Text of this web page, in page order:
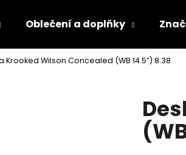
Oblečení a doplňky
Krooked Wilson Concealed (WB 14.5”) 8.38
Co potřebujete najít?